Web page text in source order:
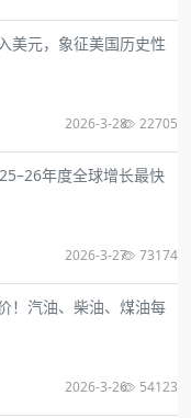
美元，象征美国历史性
2026-3-28 22705
年度全球增长最快
2026-3-27 73174
！汽油、柴油、煤油每
2026-3-26 54123